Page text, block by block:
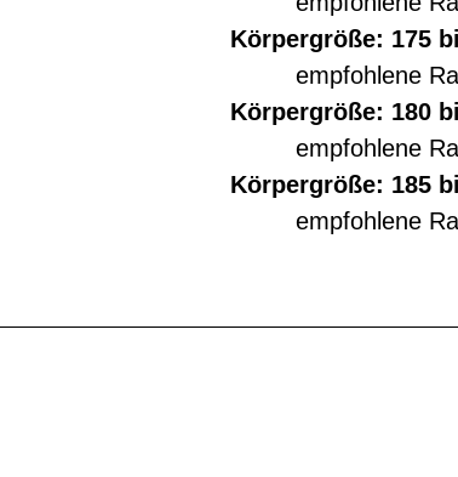
Körpergröße: 175
empfohlene
Körpergröße: 180
empfohlene
Körpergröße: 185
empfohlene